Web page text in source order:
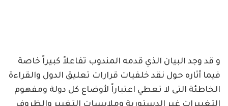
و قد وجد البيان الذي قدمه المندوب تفاعلاً كبيراً خاصة
فيما أثاره حول نقد خلفيات قرارات تعليق الدول والقراءة
الخاطئة التى لا تعطي اعتباراً لأوضاع كل دولة ومفهوم